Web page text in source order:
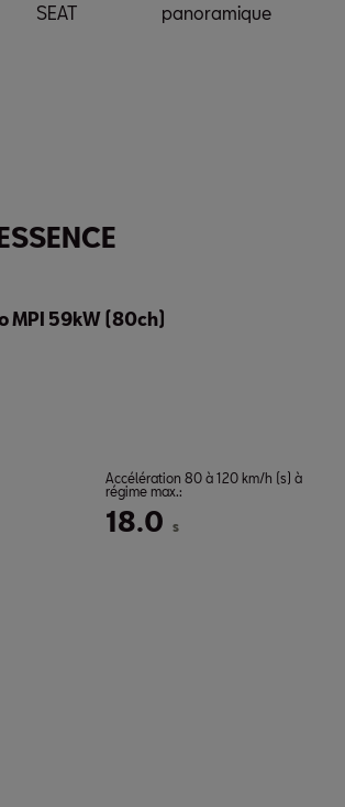
SEAT
panoramique
MPI 59kW (80ch)
Accélération 80 à 120 km/h (s) à
régime max.:
18.0 s